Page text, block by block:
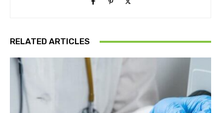
RELATED ARTICLES